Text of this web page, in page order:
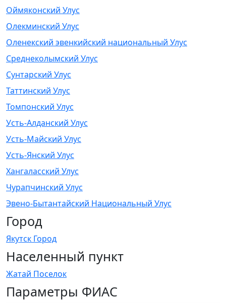
Оймяконский Улус
Олекминский Улус
Оленекский эвенкийский национальный Улус
Среднеколымский Улус
Сунтарский Улус
Таттинский Улус
Томпонский Улус
Усть-Алданский Улус
Усть-Майский Улус
Усть-Янский Улус
Хангаласский Улус
Чурапчинский Улус
Эвено-Бытантайский Национальный Улус
Город
Якутск Город
Населенный пункт
Жатай Поселок
Параметры ФИАС